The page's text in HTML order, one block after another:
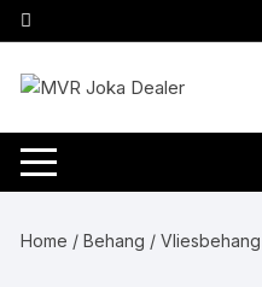
naar
inhoud
Home /Behang /